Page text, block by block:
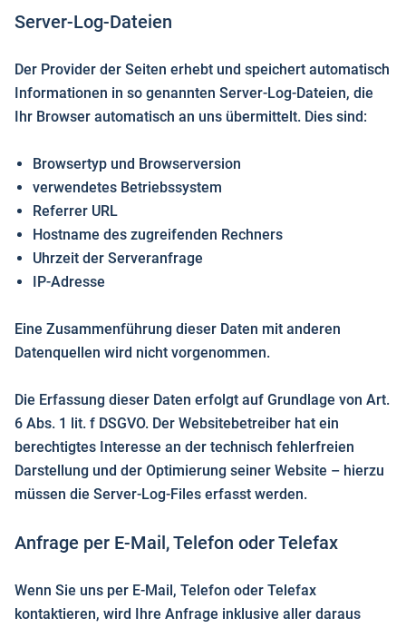
Server-Log-Dateien
Der Provider der Seiten erhebt und speichert automatisch
Informationen in so genannten Server-Log-Dateien, die
Ihr Browser automatisch an uns übermittelt. Dies sind:
Browsertyp und Browserversion
verwendetes Betriebssystem
Referrer URL
Hostname des zugreifenden Rechners
Uhrzeit der Serveranfrage
IP-Adresse
Eine Zusammenführung dieser Daten mit anderen
Datenquellen wird nicht vorgenommen.
Die Erfassung dieser Daten erfolgt auf Grundlage von Art.
6 Abs. 1 lit. f DSGVO. Der Websitebetreiber hat ein
berechtigtes Interesse an der technisch fehlerfreien
Darstellung und der Optimierung seiner Website – hierzu
müssen die Server-Log-Files erfasst werden.
Anfrage per E-Mail, Telefon oder Telefax
Wenn Sie uns per E-Mail, Telefon oder Telefax
kontaktieren, wird Ihre Anfrage inklusive aller daraus